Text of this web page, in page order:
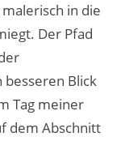
in die
Der Pfad
besseren Blick
Tag meiner
dem Abschnitt